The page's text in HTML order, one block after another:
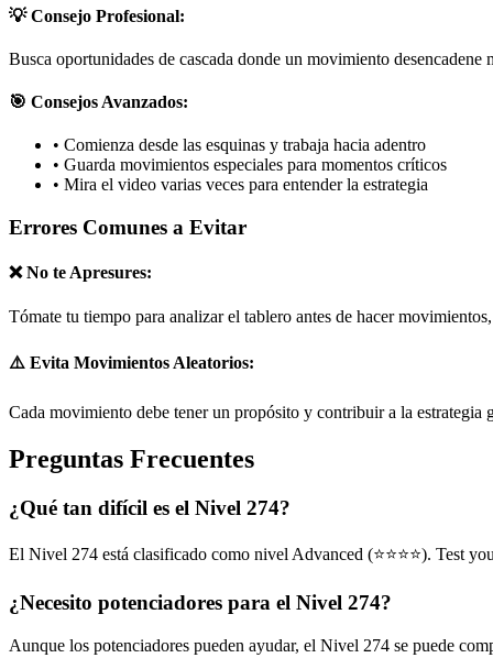
💡 Consejo Profesional:
Busca oportunidades de cascada donde un movimiento desencadene
🎯 Consejos Avanzados:
• Comienza desde las esquinas y trabaja hacia adentro
• Guarda movimientos especiales para momentos críticos
• Mira el video varias veces para entender la estrategia
Errores Comunes a Evitar
❌ No te Apresures:
Tómate tu tiempo para analizar el tablero antes de hacer
⚠️ Evita Movimientos Aleatorios:
Cada movimiento debe tener un propósito y contribuir a la estrategia
Preguntas Frecuentes
¿Qué tan difícil es el Nivel 274?
El Nivel 274 está clasificado como nivel Advanced (⭐⭐⭐⭐). Test
¿Necesito potenciadores para el Nivel 274?
Aunque los potenciadores pueden ayudar, el Nivel 274 se puede